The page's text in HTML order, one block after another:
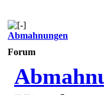
Abmahnungen
Forum